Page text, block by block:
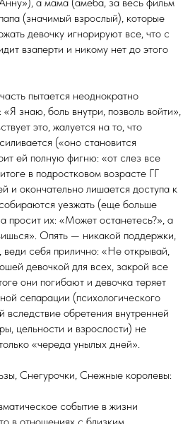
(значимый взрослый), которые
девочку игнорируют все, что с
взаперти и никому нет до этого
пытается неоднократно
знаю, боль внутри, позволь войти»,
это, жалуется на то, что
(«оно становится
ей полную фигню: «от слез все
в подростковом возрасте ГГ
и окончательно лишается доступа к
уезжать (еще больше
просит их: «Может останетесь?», а
Опять — никакой поддержки,
веди себя прилично: «Не открывай,
девочкой для всех, закрой все
они погибают и девочка теряет
сепарации (психологического
вследствие обретения внутренней
цельности и взрослости) не
«череда унылых дней».
Снегурочки, Снежные королевы:
событие в жизни